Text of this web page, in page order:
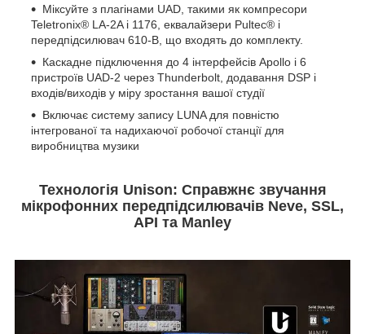
Міксуйте з плагінами UAD, такими як компресори
Teletronix® LA-2A і 1176, еквалайзери Pultec® і
передпідсилювач 610-B, що входять до комплекту.
Каскадне підключення до 4 інтерфейсів Apollo і 6
пристроїв UAD-2 через Thunderbolt, додавання DSP і
входів/виходів у міру зростання вашої студії
Включає систему запису LUNA для повністю
інтегрованої та надихаючої робочої станції для
виробництва музики
Технологія Unison: Справжнє звучання
мікрофонних передпідсилювачів Neve, SSL,
API та Manley